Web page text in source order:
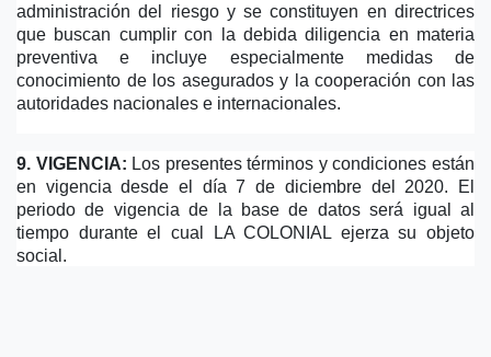
administración del riesgo y se constituyen en directrices
que buscan cumplir con la debida diligencia en materia
preventiva e incluye especialmente medidas de
conocimiento de los asegurados y la cooperación con las
autoridades nacionales e internacionales.
9. VIGENCIA: Los presentes términos y condiciones están
en vigencia desde el día 7 de diciembre del 2020. El
periodo de vigencia de la base de datos será igual al
tiempo durante el cual LA COLONIAL ejerza su objeto
social.